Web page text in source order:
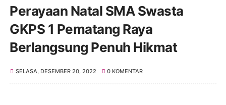
Perayaan Natal SMA Swasta
GKPS 1 Pematang Raya
Berlangsung Penuh Hikmat
SELASA, DESEMBER 20, 2022 0 KOMENTAR